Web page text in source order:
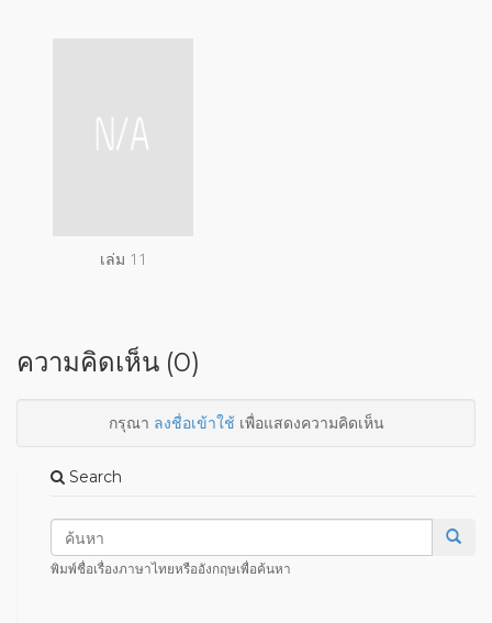
เล่ม 11
ความคิดเห็น (0)
กรุณา ลงชื่อเข้าใช้เพื่อแสดงความคิดเห็น
Search
พิมพ์ชื่อเรื่องภาษาไทยหรืออังกฤษเพื่อค้นหา